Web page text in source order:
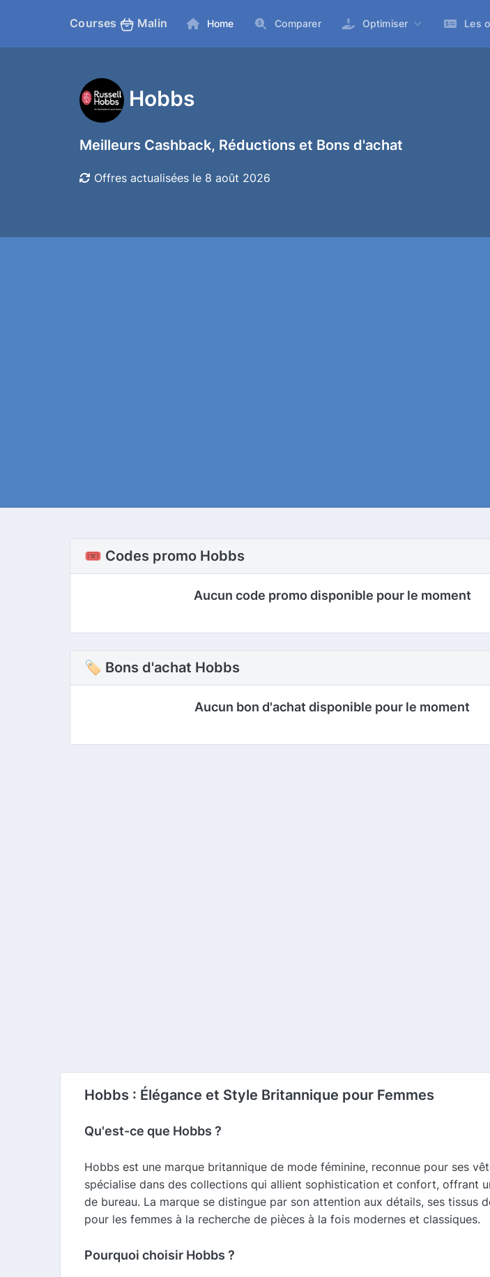
Courses Malin Home Comparer Optimiser Les
Hobbs
Meilleurs Cashback, Réductions et Bons d'achat
Offres actualisées le 8 août 2026
🎟️ Codes promo Hobbs
Aucun code promo disponible pour le moment
🏷 Bons d'achat Hobbs
Aucun bon d'achat disponible pour le moment
Hobbs : Élégance et Style Britannique pour Femmes
Qu'est-ce que Hobbs ?
Hobbs est une marque britannique de mode féminine, reconnue pour ses
spécialise dans des collections qui allient sophistication et confort, offrant
de bureau. La marque se distingue par son attention aux détails, ses
pour les femmes à la recherche de pièces à la fois modernes et classiques.
Pourquoi choisir Hobbs ?